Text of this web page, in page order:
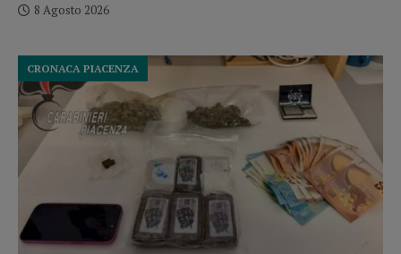
8 Agosto 2026
CRONACA PIACENZA